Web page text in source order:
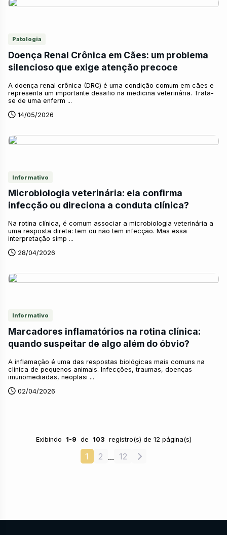
Patologia
Doença Renal Crônica em Cães: um problema
silencioso que exige atenção precoce
A doença renal crônica (DRC) é uma condição comum em cães e
representa um importante desafio na medicina veterinária. Trata-
se de uma enferm ...
14/05/2026
Informativo
Microbiologia veterinária: ela confirma
infecção ou direciona a conduta clínica?
Na rotina clínica, é comum associar a microbiologia veterinária a
uma resposta direta: tem ou não tem infecção. Mas essa
interpretação simp ...
28/04/2026
Informativo
Marcadores inflamatórios na rotina clínica:
quando suspeitar de algo além do óbvio?
A inflamação é uma das respostas biológicas mais comuns na
clínica de pequenos animais. Infecções, traumas, doenças
imunomediadas, neoplasi ...
02/04/2026
Exibindo 1-9 de 103 registro(s) de 12 página(s)
1 2 ... 12